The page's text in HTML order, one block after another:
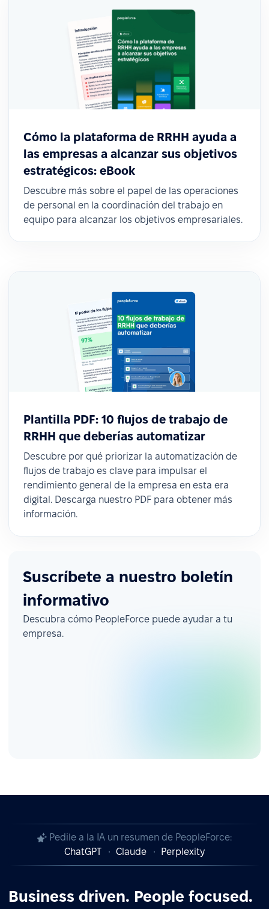
Cómo la plataforma de RRHH ayuda a
las empresas a alcanzar sus objetivos
estratégicos: eBook
Descubre más sobre el papel de las operaciones
de personal en la coordinación del trabajo en
equipo para alcanzar los objetivos empresariales.
Plantilla PDF: 10 flujos de trabajo de
RRHH que deberías automatizar
Descubre por qué priorizar la automatización de
flujos de trabajo es clave para impulsar el
rendimiento general de la empresa en esta era
digital. Descarga nuestro PDF para obtener más
información.
Suscríbete a nuestro boletín
informativo
Descubra cómo PeopleForce puede ayudar a tu
empresa.
Pedile a la IA un resumen de PeopleForce:
ChatGPT
Claude Perplexity
Business driven. People focused.